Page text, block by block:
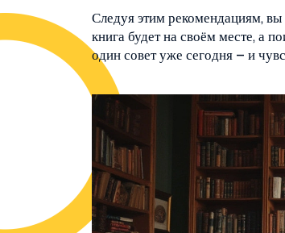
Следуя этим рекомендациям,
книга будет на своём месте, а
один совет уже сегодня – и